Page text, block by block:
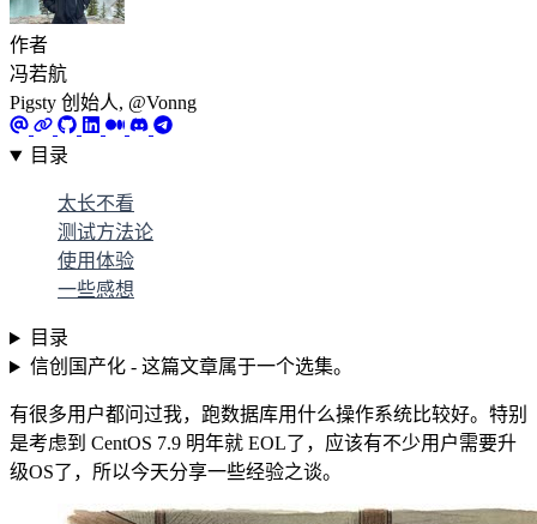
作者
冯若航
Pigsty 创始人, @Vonng
目录
太长不看
测试方法论
使用体验
一些感想
目录
信创国产化 - 这篇文章属于一个选集。
有很多用户都问过我，跑数据库用什么操作系统比较好。特别
是考虑到 CentOS 7.9 明年就 EOL了，应该有不少用户需要升
级OS了，所以今天分享一些经验之谈。